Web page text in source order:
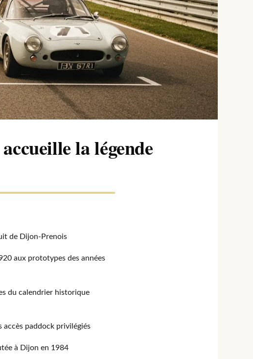
la légende
de Dijon-Prenois
aux prototypes des années
du calendrier historique
paddock privilégiés
à Dijon en 1984